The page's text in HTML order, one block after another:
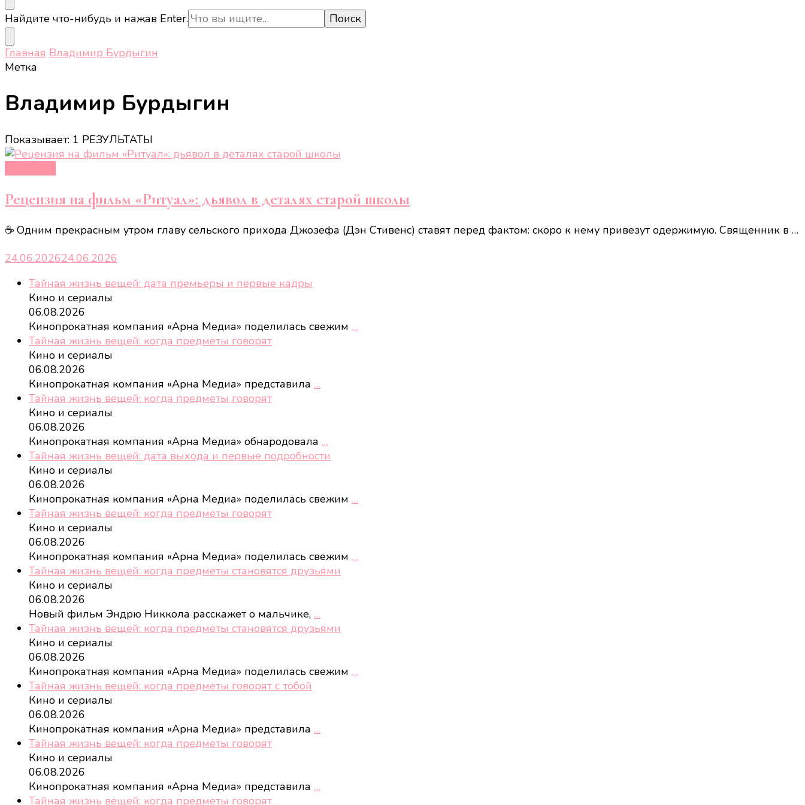
Ищите
что-
то?
Найдите что-нибудь и нажав Enter.
Главная Владимир Бурдыгин
Метка
Владимир Бурдыгин
Показывает: 1 РЕЗУЛЬТАТЫ
Рецензия на фильм «Ритуал»: дьявол в деталях старой школы
☕ Одним прекрасным утром главу сельского прихода Джозефа (Дэн Стивенс) ставят перед фактом: скоро к нему привезут одержимую. Священник в …
24.06.202624.06.2026
Тайная жизнь вещей: дата премьеры и первые кадры
Кино и сериалы
06.08.2026
Кинопрокатная компания «Арна Медиа» поделилась свежим …
Тайная жизнь вещей: когда предметы говорят
Кино и сериалы
06.08.2026
Кинопрокатная компания «Арна Медиа» представила …
Тайная жизнь вещей: когда предметы говорят
Кино и сериалы
06.08.2026
Кинопрокатная компания «Арна Медиа» обнародовала …
Тайная жизнь вещей: дата выхода и первые подробности
Кино и сериалы
06.08.2026
Кинопрокатная компания «Арна Медиа» поделилась свежим …
Тайная жизнь вещей: когда предметы говорят
Кино и сериалы
06.08.2026
Кинопрокатная компания «Арна Медиа» поделилась свежим …
Тайная жизнь вещей: когда предметы становятся друзьями
Кино и сериалы
06.08.2026
Новый фильм Эндрю Никкола расскажет о мальчике, …
Тайная жизнь вещей: когда предметы становятся друзьями
Кино и сериалы
06.08.2026
Кинопрокатная компания «Арна Медиа» поделилась свежим …
Тайная жизнь вещей: когда предметы говорят с тобой
Кино и сериалы
06.08.2026
Кинопрокатная компания «Арна Медиа» представила …
Тайная жизнь вещей: когда предметы говорят
Кино и сериалы
06.08.2026
Кинопрокатная компания «Арна Медиа» представила …
Тайная жизнь вещей: когда предметы говорят